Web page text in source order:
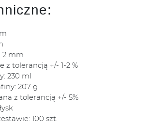
2 mm
z tolerancją +/- 1-2 %
230 ml
207 g
z tolerancją +/- 5%
100 szt.